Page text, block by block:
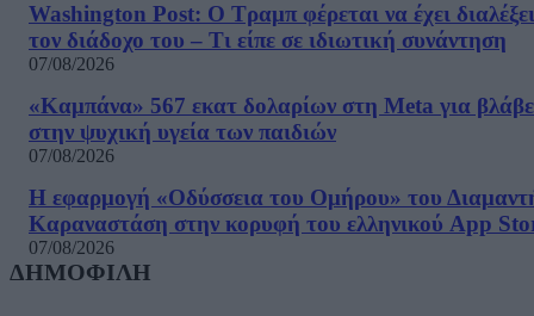
Washington Post: Ο Τραμπ φέρεται να έχει διαλέξει
τον διάδοχο του – Τι είπε σε ιδιωτική συνάντηση
07/08/2026
«Καμπάνα» 567 εκατ δολαρίων στη Meta για
στην ψυχική υγεία των παιδιών
07/08/2026
Η εφαρμογή «Οδύσσεια του Ομήρου» του
Καραναστάση στην κορυφή του ελληνικού App
07/08/2026
ΔΗΜΟΦΙΛΗ